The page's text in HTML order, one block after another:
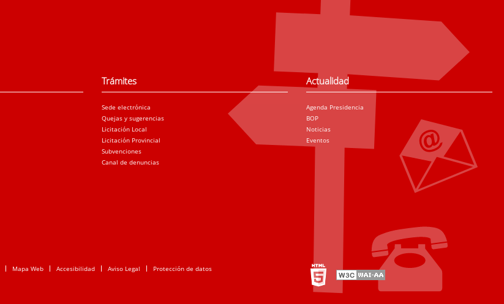
Trámites
Sede electrónica
Quejas y sugerencias
Licitación Local
Licitación Provincial
Subvenciones
Canal de denuncias
Actualidad
Agenda Presidencia
BOP
Noticias
Eventos
Mapa Web Accesibilidad Aviso Legal Protección de datos